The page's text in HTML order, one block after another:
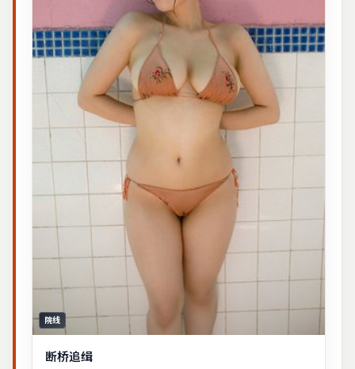
院线
断桥追缉